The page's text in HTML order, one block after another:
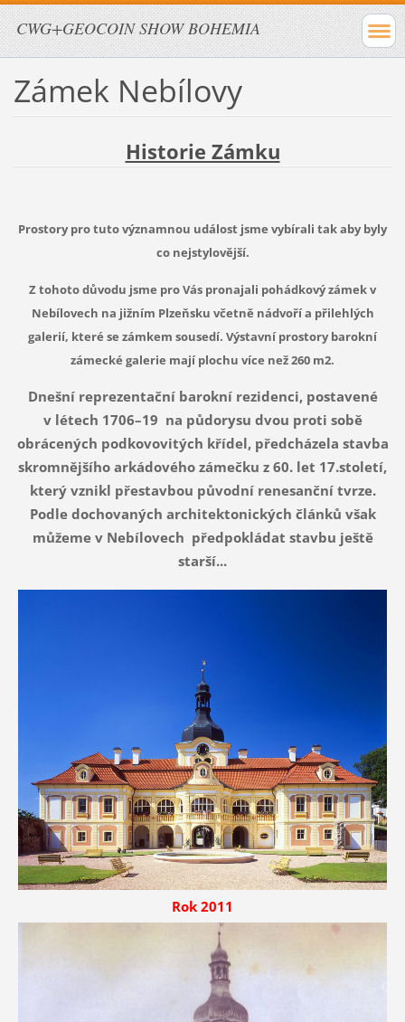
CWG+GEOCOIN SHOW BOHEMIA
Zámek Nebílovy
Historie Zámku
Prostory pro tuto významnou událost jsme vybírali tak aby byly
co nejstylovější.
Z tohoto důvodu jsme pro Vás pronajali pohádkový zámek v
Nebílovech na jižním Plzeňsku včetně nádvoří a přilehlých
galerií, které se zámkem sousedí. Výstavní prostory barokní
zámecké galerie mají plochu více než 260 m2.
Dnešní reprezentační barokní rezidenci, postavené
v létech 1706–19 na půdorysu dvou proti sobě
obrácených podkovovitých křídel, předcházela stavba
skromnějšího arkádového zámečku z 60. let 17.století,
který vznikl přestavbou původní renesanční tvrze.
Podle dochovaných architektonických článků však
můžeme v Nebílovech předpokládat stavbu ještě
starší...
Rok 2011